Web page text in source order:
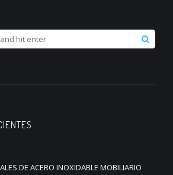
DE ACERO INOXIDABLE MOBILIARIO